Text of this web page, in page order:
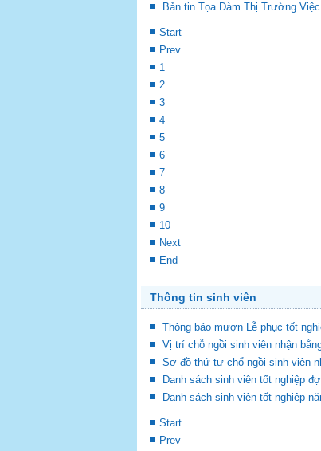
Bản tin Tọa Đàm Thị Trường
Start
Prev
1
2
3
4
5
6
7
8
9
10
Next
End
Thông tin sinh viên
Thông báo mượn Lễ phục tốt
Vị trí chỗ ngồi sinh viên nhận
Sơ đồ thứ tự chổ ngồi sinh viên
Danh sách sinh viên tốt nghiệp
Danh sách sinh viên tốt nghiệp
Start
Prev